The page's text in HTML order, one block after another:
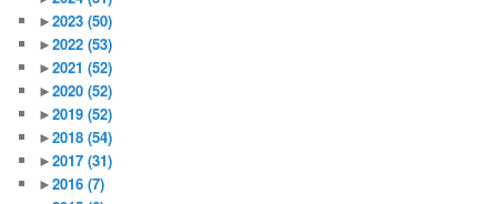
►2023(50)
►2022(53)
►2021(52)
►2020(52)
►2019(52)
►2018(54)
►2017(31)
►2016(7)